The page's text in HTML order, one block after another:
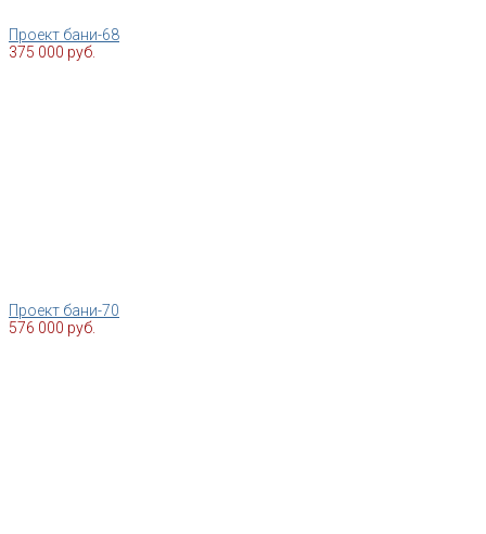
Проект бани-68
375 000 руб.
Проект бани-70
576 000 руб.